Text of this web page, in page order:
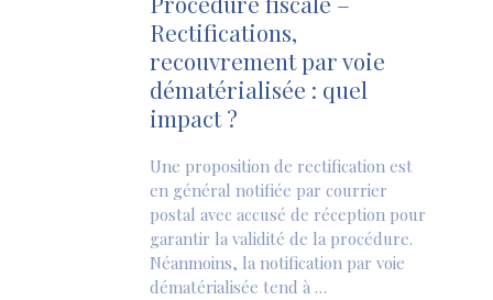
Rectifications,
recouvrement par voie
dématérialisée : quel
impact ?
Une proposition de rectification est
en général notifiée par courrier
postal avec accusé de réception pour
garantir la validité de la procédure.
Néanmoins, la notification par voie
dématérialisée tend à …